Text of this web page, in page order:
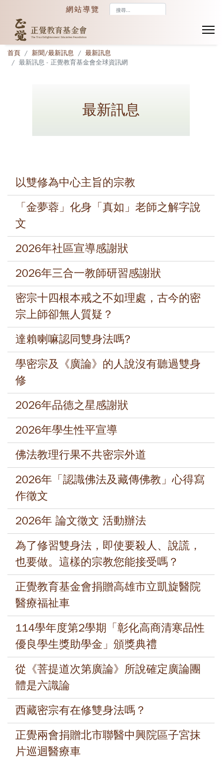
網站導覽
首頁 新聞/最新訊息
最新訊息
最新訊息 - 正覺教育基金會全球資訊網
最新訊息
以雙修為中心主旨的宗教
「金夢蓉」化身「真如」老師之解字說
文
2026年社區宣導感謝狀
2026年三合一教師研習感謝狀
密宗十四根本戒之不如理處，古今的密
宗上師卻無人質疑？
達賴喇嘛認同雙身法嗎?
學密宗及《廣論》的人說沒有聽過雙身
修
2026年品德之星感謝狀
2026年學生性平宣導
佛法教理行果不共密宗外道
2026年「認識佛法及藏傳佛教」心得寫
作徵文
2026年 論文徵文 活動辦法
為了修習雙身法，即使要殺人、說謊，
也要做。這樣的宗教您能接受嗎？
正覺教育基金會捐贈高雄市立凱旋醫院
醫療福祉車
114學年度第2學期「彰化高商清寒品性
優良學生獎助學金」頒獎典禮
從《菩提道次第廣論》所說確定廣論團
體是六識論
西藏密宗有在修雙身法嗎？
正覺兩會捐贈北市聯醫中興院區子宮抹
片巡迴醫療車